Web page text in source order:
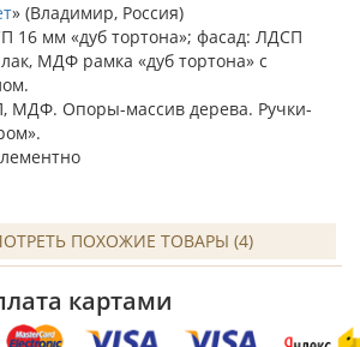
» (Владимир, Россия)
16 мм «дуб тортона»; фасад: ЛДСП
МДФ рамка «дуб тортона» с
Опоры-массив дерева. Ручки-
ПОХОЖИЕ ТОВАРЫ (4)
картами